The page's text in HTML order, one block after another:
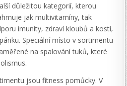
důležitou kategorií, kterou
jak multivitamíny, tak
imunity, zdraví kloubů a kostí,
Speciální místo v sortimentu
na spalování tuků, které
jsou fitness pomůcky. V